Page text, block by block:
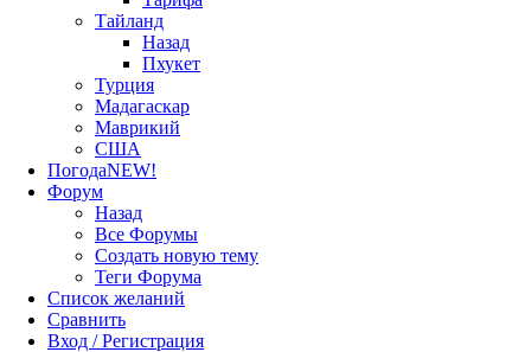
Тайланд
Назад
Пхукет
Турция
Мадагаскар
Маврикий
США
ПогодаNEW!
Форум
Назад
Все Форумы
Создать новую тему
Теги Форума
Список желаний
Сравнить
Вход / Регистрация